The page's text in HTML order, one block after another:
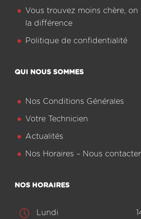
Vous trouvez moins chère,
la différence
Politique de confidentialité
QUI NOUS SOMMES
Nos Conditions Générales
Votre Technicien
Actualités
Nos Horaires – Nous contacter
NOS HORAIRES
Lundi